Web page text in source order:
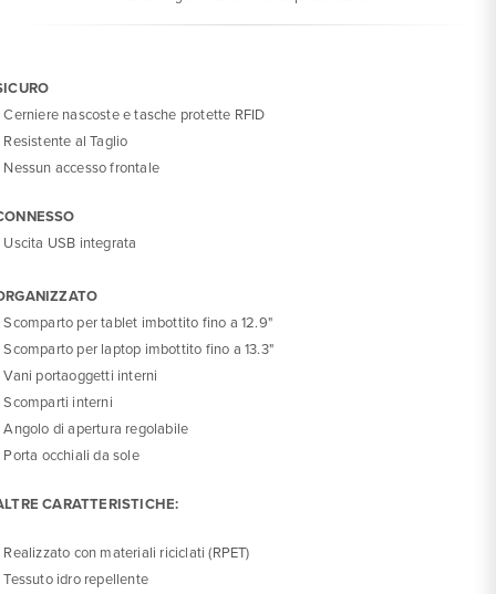
Cerniere nascoste e tasche protette RFID
Resistente al Taglio
Nessun accesso frontale
Uscita USB integrata
Scomparto per tablet imbottito fino a 12.9"
Scomparto per laptop imbottito fino a 13.3"
Vani portaoggetti interni
Scomparti interni
Angolo di apertura regolabile
Porta occhiali da sole
CARATTERISTICHE:
Realizzato con materiali riciclati (RPET)
Tessuto idro repellente